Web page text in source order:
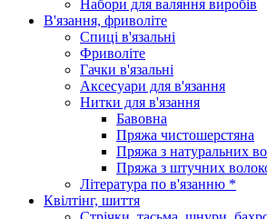
Набори для валяння виробів
В'язання, фриволіте
Спиці в'язальні
Фриволіте
Гачки в'язальні
Аксесуари для в'язання
Нитки для в'язання
Бавовна
Пряжа чистошерстяна
Пряжа з натуральних
Пряжа з штучних
Література по в'язанню *
Квілтінг, шиття